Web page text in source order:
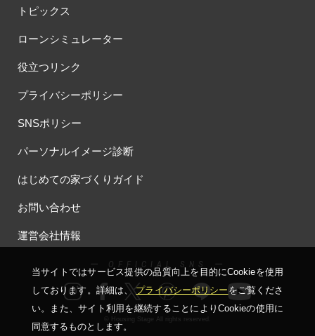
トピックス
ローンシミュレーター
役立つリンク
プライバシーポリシー
SNSポリシー
パーソナルイメージ診断
はじめての家づくりガイド
お問い合わせ
運営会社情報
ー OFFICIAL SNS ー
© Housing Stage All rights reserved.
当サイトではサービス提供の品質向上を⽬的にCookieを使⽤
しております。詳細は、プライバシーポリシーをご覧くださ
い。
また、サイト利⽤を継続することによりCookieの使⽤に
同意するものとします。